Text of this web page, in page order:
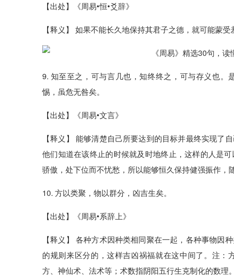
【出处】《周易•恒•爻辞》
【释义】 如果不能长久地保持其君子之德，就可能蒙受
9. 知至至之，可与言几也，知终终之，可与存义也
惕，虽危无咎矣。
【出处】《周易•文言》
【释义】 能够清楚自己所要达到的目标并最终实现了
他们知道在该终止的时候就及时地终止，这样的人是
骄傲，处下位而不忧愁，所以能够恒久保持健强振作，
10. 方以类聚，物以群分，凶吉生矣。
【出处】《周易•系辞上》
【释义】 各种方术因种类相同聚在一起，各种事物因
的规则来区分的，这样吉凶祸福就在这中间了。注
方、神仙术、法术等；术数指阴阳五行生克制化的数理。